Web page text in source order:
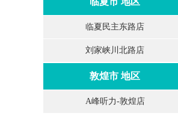
临夏民主东路店
刘家峡川北路店
敦煌市 地区
A峰听力-敦煌店